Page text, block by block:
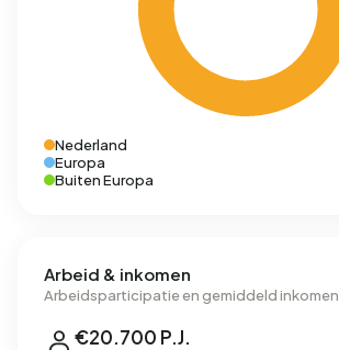
Nederland
Europa
Buiten Europa
Arbeid & inkomen
Arbeidsparticipatie en gemiddeld inkomen
€20.700 P.J.